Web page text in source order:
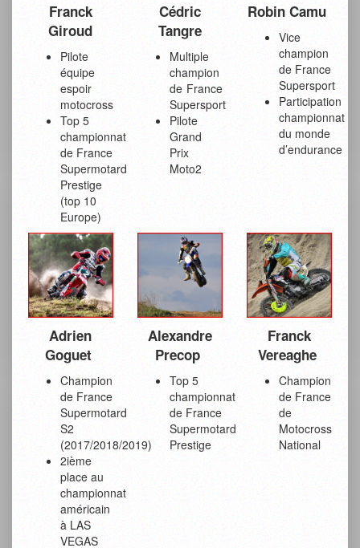
Franck
Giroud
Pilote
équipe
espoir
motocross
Top 5
championnat
de France
Supermotard
Prestige
(top 10
Europe)
Cédric
Tangre
Multiple
champion
de France
Supersport
Pilote
Grand
Prix
Moto2
Robin Camu
Vice
champion
de France
Supersport
Participation
championnat
du monde
d’endurance
Adrien
Goguet
Champion
de France
Supermotard
S2
(2017/2018/2019)
2ième
place au
championnat
américain
à LAS
VEGAS
Alexandre
Precop
Top 5
championnat
de France
Supermotard
Prestige
Franck
Vereaghe
Champion
de France
de
Motocross
National